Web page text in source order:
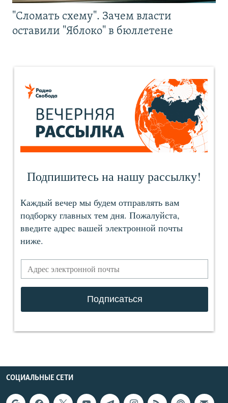
"Сломать схему". Зачем власти
оставили "Яблоко" в бюллетене
СОЦИАЛЬНЫЕ СЕТИ